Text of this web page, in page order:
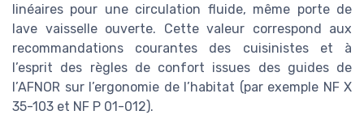
linéaires pour une circulation fluide, même porte de
lave vaisselle ouverte. Cette valeur correspond aux
recommandations courantes des cuisinistes et à
l’esprit des règles de confort issues des guides de
l’AFNOR sur l’ergonomie de l’habitat (par exemple NF X
35-103 et NF P 01-012).